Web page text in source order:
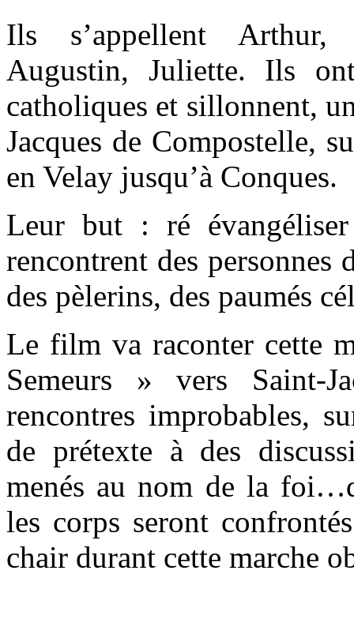
Ils s’appellent Arthur,
Augustin, Juliette. Ils
catholiques et sillonnent,
Jacques de Compostelle,
en Velay jusqu’à Conques.
Leur but : ré
rencontrent des personnes
des pèlerins, des paumés
Le film va raconter cette
Semeurs » vers Saint-
rencontres improbables,
de prétexte à des
menés au nom de la
les corps seront
chair durant cette marche